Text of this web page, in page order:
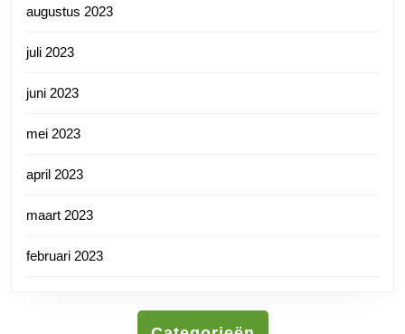
augustus 2023
juli 2023
juni 2023
mei 2023
april 2023
maart 2023
februari 2023